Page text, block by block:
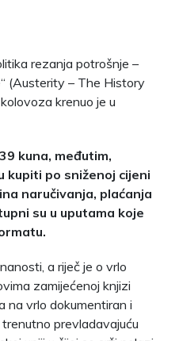
rezanja potrošnje –
(Austerity – The History
krenuo je u
kuna, međutim,
kupiti po sniženoj cijeni
naručivanja, plaćanja
su u uputama koje
a riječ je o vrlo
zamijećenoj knjizi
na vrlo dokumentiran i
prevladavajuću